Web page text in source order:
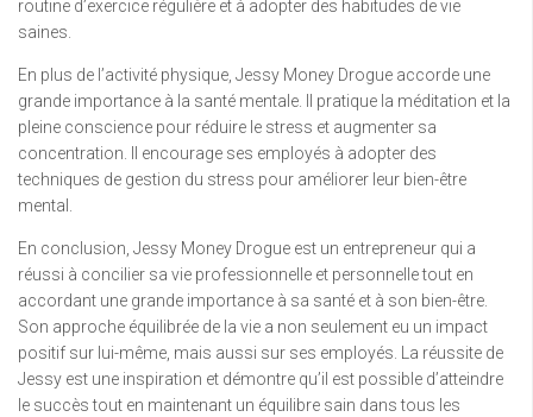
routine d’exercice régulière et à adopter des habitudes de vie
saines.
En plus de l’activité physique, Jessy Money Drogue accorde une
grande importance à la santé mentale. Il pratique la méditation et la
pleine conscience pour réduire le stress et augmenter sa
concentration. Il encourage ses employés à adopter des
techniques de gestion du stress pour améliorer leur bien-être
mental.
En conclusion, Jessy Money Drogue est un entrepreneur qui a
réussi à concilier sa vie professionnelle et personnelle tout en
accordant une grande importance à sa santé et à son bien-être.
Son approche équilibrée de la vie a non seulement eu un impact
positif sur lui-même, mais aussi sur ses employés. La réussite de
Jessy est une inspiration et démontre qu’il est possible d’atteindre
le succès tout en maintenant un équilibre sain dans tous les